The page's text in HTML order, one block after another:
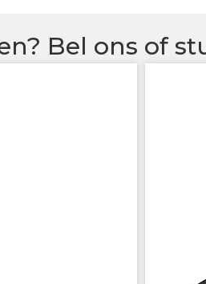
Bel ons of